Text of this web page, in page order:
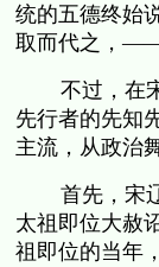
统的五德终始
取而代之，——
不过，在
先行者的先知
主流，从政治
首先，宋
太祖即位大赦
祖即位的当年